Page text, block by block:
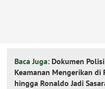
Baca Juga: Dokumen
Keamanan Mengerikan di
hingga Ronaldo Jadi